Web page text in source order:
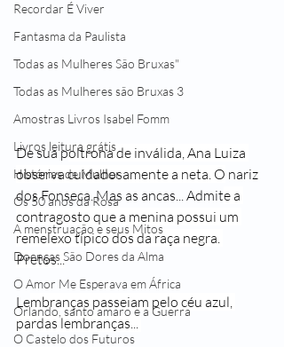
Recordar É Viver
Fantasma da Paulista
Todas as Mulheres São Bruxas"
Todas as Mulheres são Bruxas 3
Amostras Livros Isabel Fomm
Livros leitura grátis
Histórias de Mulher
Os 50 anos da Rosa
A menstruação e seus Mitos
Doenças São Dores da Alma
O Amor Me Esperava em África
Orlando, santo amaro e a Guerra
O Castelo dos Futuros
De sua poltrona de inválida, Ana Luiza
observa cuidadosamente a neta. O nariz
dos Fonseca. Mas as ancas... Admite a
contragosto que a menina possui um
remelexo típico dos da raça negra.
Pretos...
Lembranças passeiam pe­lo céu azul,
pardas lembranças...